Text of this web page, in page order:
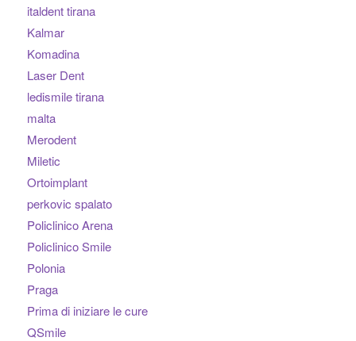
italdent tirana
Kalmar
Komadina
Laser Dent
ledismile tirana
malta
Merodent
Miletic
Ortoimplant
perkovic spalato
Policlinico Arena
Policlinico Smile
Polonia
Praga
Prima di iniziare le cure
QSmile